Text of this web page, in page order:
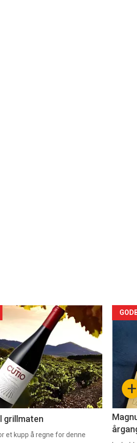
grillmaten
et kupp å regne for denne
nå
-
+